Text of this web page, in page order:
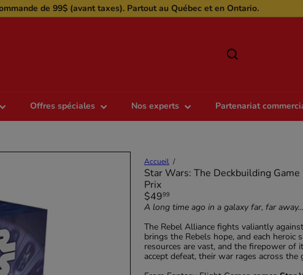
Diaporama
commande de moins de 99$ (avant taxes) pour QC et ON
Offres spéciales Nos experts Partenariat
Accueil
Star Wars: The Deckbuilding Game
Prix
Prix
régulier
$4999
A long time ago in a galaxy far, far away…
The Rebel Alliance fights valiantly
brings the Rebels hope, and each heroic
resources are vast, and the firepower
accept defeat, their war rages across the